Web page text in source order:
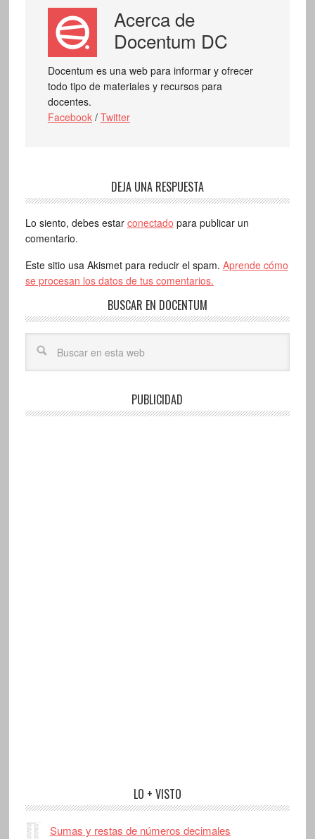
Acerca de
Docentum DC
Docentum es una web para informar y ofrecer
todo tipo de materiales y recursos para
docentes.
Facebook/ Twitter
DEJA UNA RESPUESTA
Lo siento, debes estar conectado para publicar un
comentario.
Este sitio usa Akismet para reducir el spam. Aprende cómo
se procesan los datos de tus comentarios.
BUSCAR EN DOCENTUM
PUBLICIDAD
LO + VISTO
Sumas y restas de números decimales